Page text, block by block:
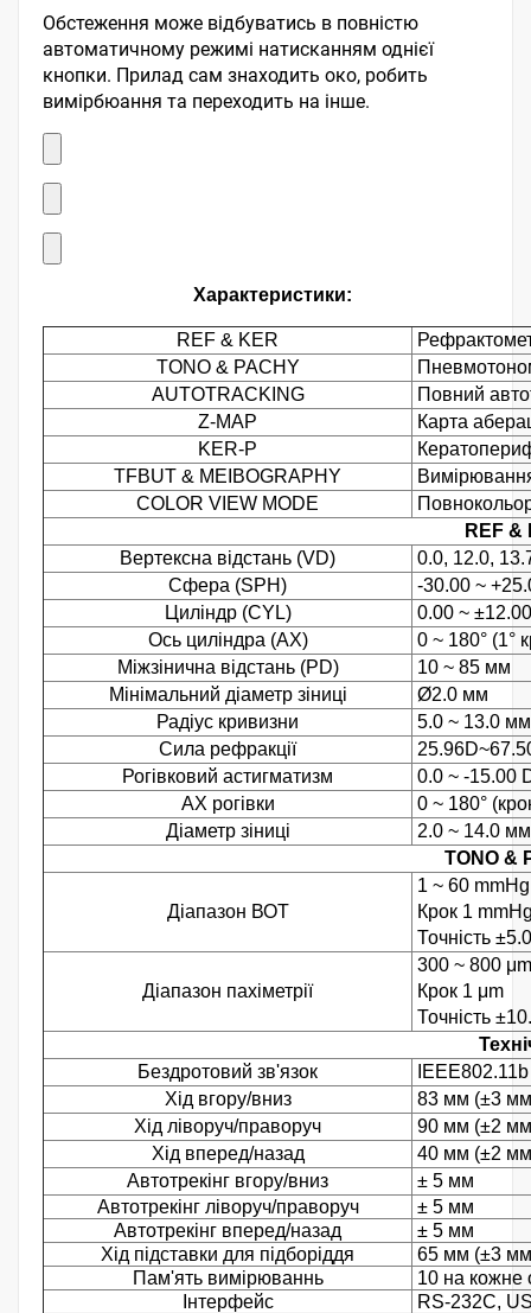
Обстеження може відбуватись в повністю
автоматичному режимі натисканням однієї
кнопки. Прилад сам знаходить око, робить
вимірбюання та переходить на інше.
Характеристики:
REF & KER
TONO & PACHY
AUTOTRACKING
Повний
Z-MAP
Карта
KER-P
TFBUT & MEIBOGRAPHY
COLOR VIEW MODE
REF &
Вертексна відстань (VD)
0.0, 12.0,
Сфера (SPH)
-30.00 ~
Циліндр (CYL)
0.00 ~
Ось циліндра (AX)
0 ~ 180° (1°
Міжзінична відстань (PD)
10 ~ 85 мм
Мінімальний діаметр зіниці
Ø2.0 мм
Радіус кривизни
5.0 ~ 13.0
Сила рефракції
Рогівковий астигматизм
0.0 ~ -15.00
AX рогівки
0 ~ 180°
Діаметр зіниці
2.0 ~ 14.0
TONO &
Діапазон ВОТ
1 ~ 60
Крок 1
Точність
Діапазон пахіметрії
300 ~ 800 μm
Крок 1 μm
Точність
Бездротовий зв'язок
Хід вгору/вниз
83 мм (±3
Хід ліворуч/праворуч
90 мм (±2
Хід вперед/назад
40 мм (±2
Автотрекінг вгору/вниз
± 5 мм
Автотрекінг ліворуч/праворуч
± 5 мм
Автотрекінг вперед/назад
± 5 мм
Хід підставки для підборіддя
65 мм (±3
Пам'ять вимірюваннь
10 на кожне
Інтерфейс
RS-232C,